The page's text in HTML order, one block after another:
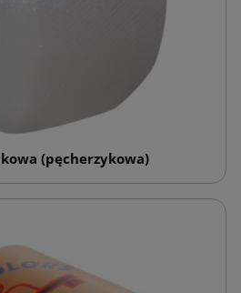
(pęcherzykowa)